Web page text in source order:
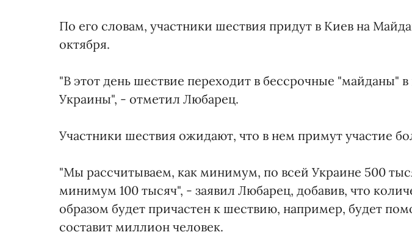
По его словам, участники шествия придут в Киев на
октября.
"В этот день шествие переходит в бессрочные "майданы" в
Украины", - отметил Любарец.
Участники шествия ожидают, что в нем примут участие
"Мы рассчитываем, как минимум, по всей Украине 500
минимум 100 тысяч", - заявил Любарец, добавив, что
образом будет причастен к шествию, например, будет
составит миллион человек.